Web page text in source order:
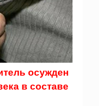
осужден
в составе